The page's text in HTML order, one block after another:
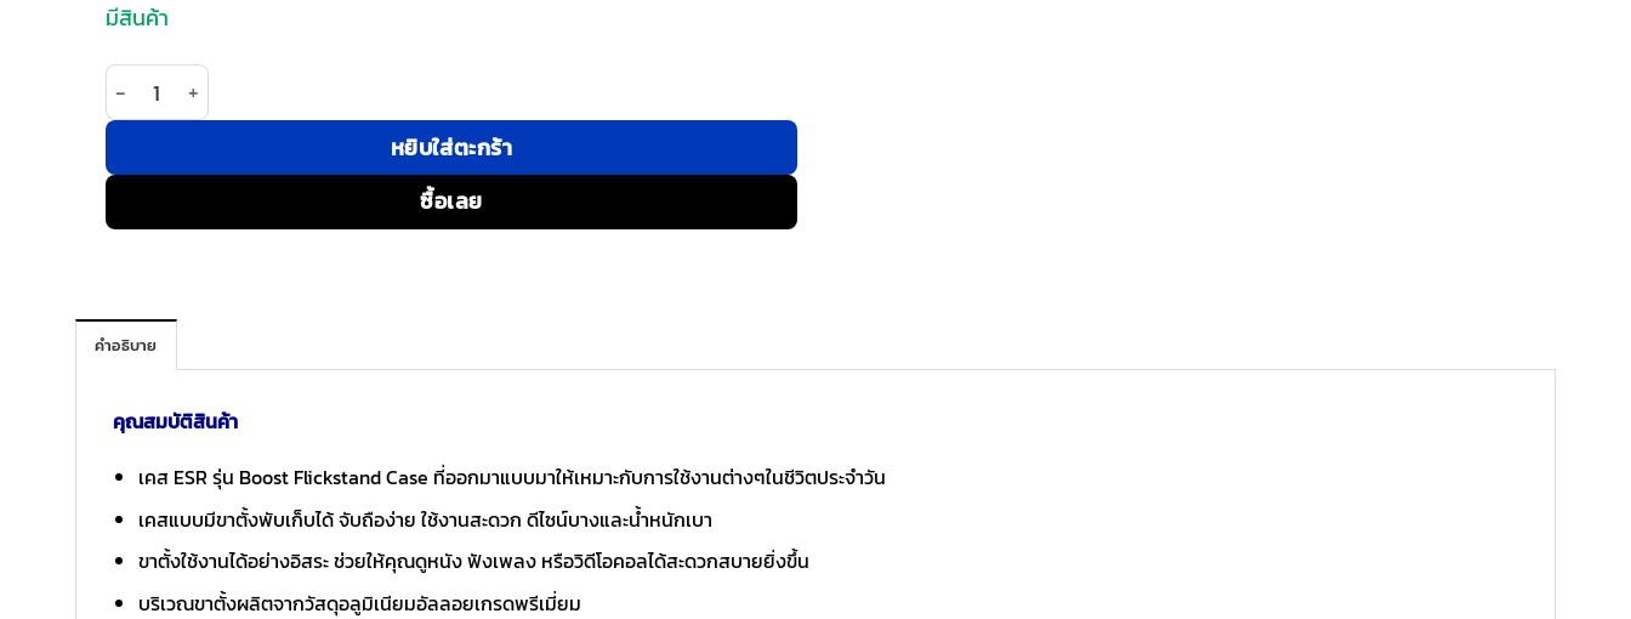
มีสินค้า
จำนวน ESR รุ่น Boost Flickstand Case (HaloLock) - เคส iPhone 16 - สี Frosted Pink ชิ้น
หยิบใส่ตะกร้า
ซื้อเลย
คำอธิบาย
คุณสมบัติสินค้า
เคส ESR รุ่น Boost Flickstand Case ที่ออกมาแบบมาให้เหมาะกับการใช้งานต่างๆในชีวิตประจำวัน
เคสแบบมีขาตั้งพับเก็บได้ จับถือง่าย ใช้งานสะดวก ดีไซน์บางและน้ำหนักเบา
ขาตั้งใช้งานได้อย่างอิสระ ช่วยให้คุณดูหนัง ฟังเพลง หรือวิดีโอคอลได้สะดวกสบายยิ่งขึ้น
บริเวณขาตั้งผลิตจากวัสดุอลูมิเนียมอัลลอยเกรดพรีเมี่ยม